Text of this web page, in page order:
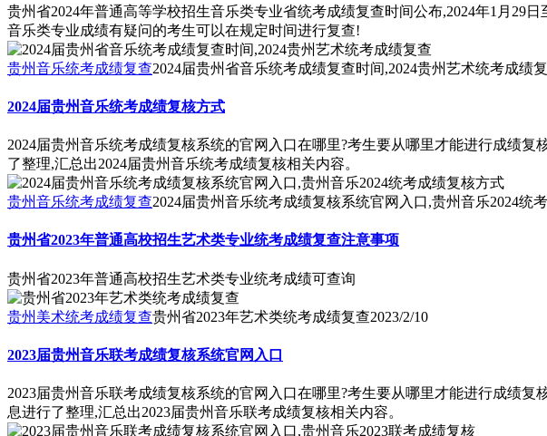
贵州省2024年普通高等学校招生音乐类专业省统考成绩复查时间公布,2024年1月29
音乐类专业成绩有疑问的考生可以在规定时间进行复查!
贵州音乐统考成绩复查2024届贵州省音乐统考成绩复查时间,2024贵州艺术统考成绩
2024届贵州音乐统考成绩复核方式
2024届贵州音乐统考成绩复核系统的官网入口在哪里?考生要从哪里才能进行成绩
了整理,汇总出2024届贵州音乐统考成绩复核相关内容。
贵州音乐统考成绩复查2024届贵州音乐统考成绩复核系统官网入口,贵州音乐2024统
贵州省2023年普通高校招生艺术类专业统考成绩复查注意事项
贵州省2023年普通高校招生艺术类专业统考成绩可查询
贵州美术统考成绩复查贵州省2023年艺术类统考成绩复查2023/2/10
2023届贵州音乐联考成绩复核系统官网入口
2023届贵州音乐联考成绩复核系统的官网入口在哪里?考生要从哪里才能进行成绩
息进行了整理,汇总出2023届贵州音乐联考成绩复核相关内容。